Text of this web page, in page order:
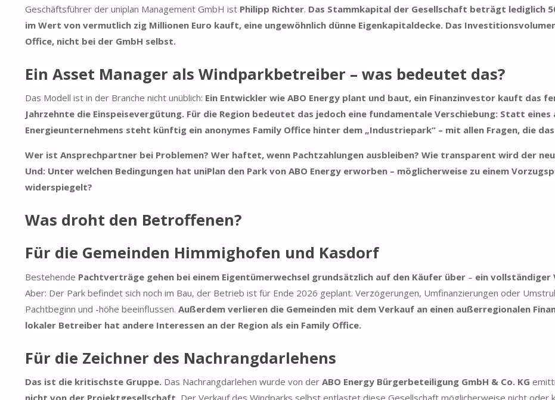
Geschäftsführer der uniplan Management GmbH ist Philipp Richter. Das Stammkapital der Gesellschaft beträgt lediglich
im Wert von vermutlich zig Millionen Euro kauft, eine ungewöhnlich dünne Eigenkapitaldecke. Das
Office, nicht bei der GmbH selbst.
Ein Asset Manager als Windparkbetreiber – was bedeutet das?
Das Modell ist in der Branche nicht unüblich: Ein Entwickler wie ABO Energy plant und baut, ein Finanzinvestor kauft
Jahrzehnte die Einspeisevergütung. Für die Region bedeutet das jedoch eine fundamentale Verschiebung: Statt
Energieunternehmens steht künftig ein anonymes Family Office hinter dem „Industriepark“ – mit allen Fragen, die
Wer ist Ansprechpartner bei Problemen? Wer haftet, wenn Pachtzahlungen ausbleiben? Wie transparent wird der
Und: Unter welchen Bedingungen hat uniPlan den Park von ABO Energy erworben – möglicherweise zu einem
widerspiegelt?
Was droht den Betroffenen?
Für die Gemeinden Himmighofen und Kasdorf
Bestehende Pachtverträge gehen bei einem Eigentümerwechsel grundsätzlich auf den Käufer über – ein vollständiger
Aber: Der Park befindet sich noch im Bau, der Betrieb ist für Ende 2026 geplant. Verzögerungen, Umfinanzierungen oder
Pachtbeginn und -höhe beeinflussen. Außerdem verlieren die Gemeinden mit dem Verkauf an einen außerregionalen
lokaler Betreiber hat andere Interessen an der Region als ein Family Office.
Für die Zeichner des Nachrangdarlehens
Das ist die kritischste Gruppe. Das Nachrangdarlehen wurde von der ABO Energy Bürgerbeteiligung GmbH & Co. KG